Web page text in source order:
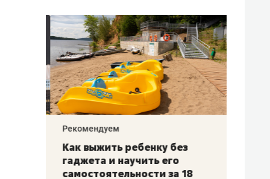
Рекомендуем
Как выжить ребенку без
гаджета и научить его
самостоятельности за 18